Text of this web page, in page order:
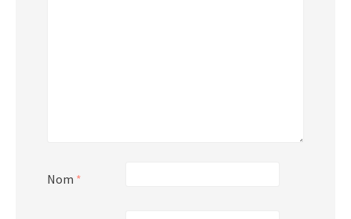
Nom *